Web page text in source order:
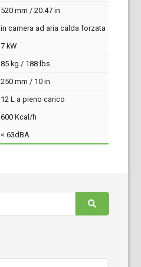
520 mm / 20.47 in
in camera ad aria calda forzata
7 kW
85 kg / 188 lbs
250 mm / 10 in
12 L a pieno carico
600 Kcal/h
< 63dBA